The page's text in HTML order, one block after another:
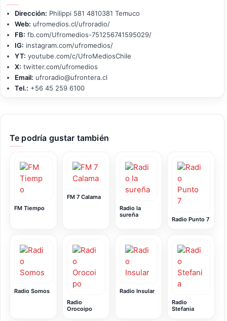
Dirección: Philippi 581 4810381 Temuco
Web: ufromedios.cl/ufroradio/
FB: fb.com/Ufromedios-751256741595029/
IG: instagram.com/ufromedios/
YT: youtube.com/c/UfroMediosChile
X: twitter.com/ufromedios
Email: ufroradio@ufrontera.cl
Tel.: +56 45 259 6100
Te podría gustar también
FM Tiempo
FM 7 Сalama
Radio la
sureña
Radio Punto 7
Radio Somos
Radio
Orocoipo
Radio Insular
Radio
Stefania